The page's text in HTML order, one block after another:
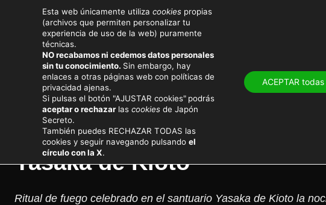
LUGARES
Eventos y festivales en Japón
Okera Mairi, ritual de Fin de
Yasaka de Kioto
Ritual de fuego celebrado en el santuario Yasaka de Kioto la
Esta web únicamente utiliza cookies propias
(archivos que permiten personalizar tu
experiencia de uso de la web) puramente
técnicas.
NO recabamos ni cedemos datos personales
sin tu conocimiento. Sin embargo, hay
enlaces a otras páginas web con políticas de
privacidad ajenas.
Si pulsas el botón "AJUSTAR cookies" podrás
aceptar o rechazarlas cookies de Japón
Secreto.
También puedes RECHAZAR TODAS las
cookies y seguir navegando pulsando el
círculo con la X.
ACEPTAR